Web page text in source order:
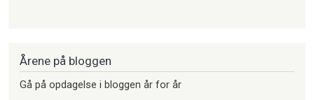
Årene på bloggen
Gå på opdagelse i bloggen år for år